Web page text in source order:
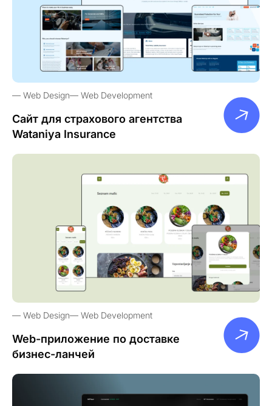
Web Design Web Development
Сайт для страхового агентства
Wataniya Insurance
Web Design Web Development
Web-приложение по доставке
бизнес-ланчей